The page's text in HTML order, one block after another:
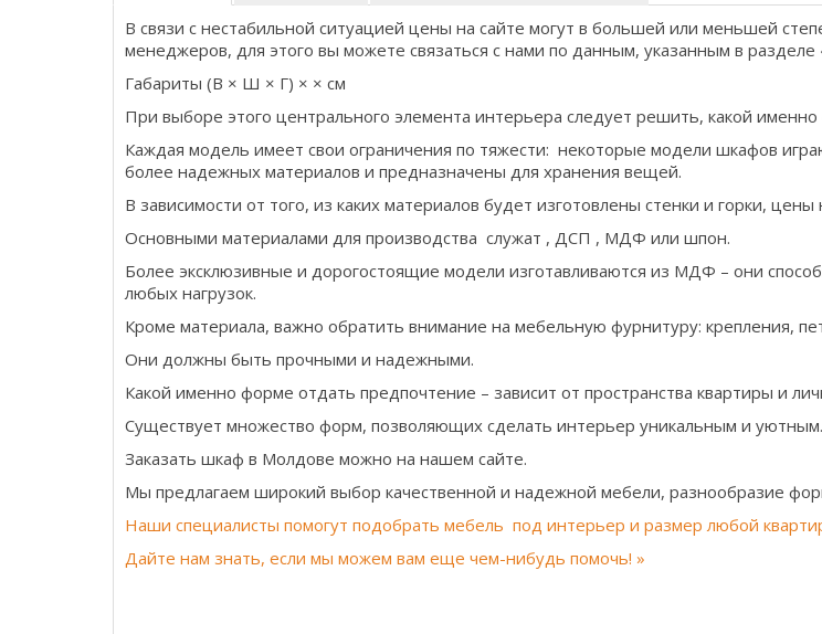
В связи с нестабильной ситуацией цены на сайте могут в большей или меньшей
менеджеров, для этого вы можете связаться с нами по данным, указанным в разделе
Габариты (В × Ш × Г) × × см
При выборе этого центрального элемента интерьера следует решить, какой
Каждая модель имеет свои ограничения по тяжести: некоторые модели шкафов
более надежных материалов и предназначены для хранения вещей.
В зависимости от того, из каких материалов будет изготовлены стенки и горки,
Основными материалами для производства служат , ДСП , МДФ или шпон.
Более эксклюзивные и дорогостоящие модели изготавливаются из МДФ – они
любых нагрузок.
Кроме материала, важно обратить внимание на мебельную фурнитуру: крепления,
Они должны быть прочными и надежными.
Какой именно форме отдать предпочтение – зависит от пространства квартиры и
Существует множество форм, позволяющих сделать интерьер уникальным и уютным.
Заказать шкаф в Молдове можно на нашем сайте.
Мы предлагаем широкий выбор качественной и надежной мебели, разнообразие
Наши специалисты помогут подобрать мебель под интерьер и размер любой
Дайте нам знать, если мы можем вам еще чем-нибудь помочь! »